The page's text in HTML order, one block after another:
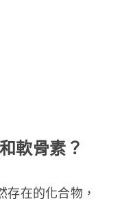
軟骨素？
在的化合物，